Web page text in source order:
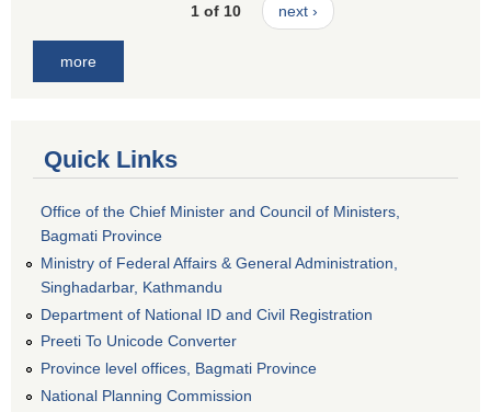
1 of 10 next ›
more
Quick Links
Office of the Chief Minister and Council of Ministers,
Bagmati Province
Ministry of Federal Affairs & General Administration,
Singhadarbar, Kathmandu
Department of National ID and Civil Registration
Preeti To Unicode Converter
Province level offices, Bagmati Province
National Planning Commission